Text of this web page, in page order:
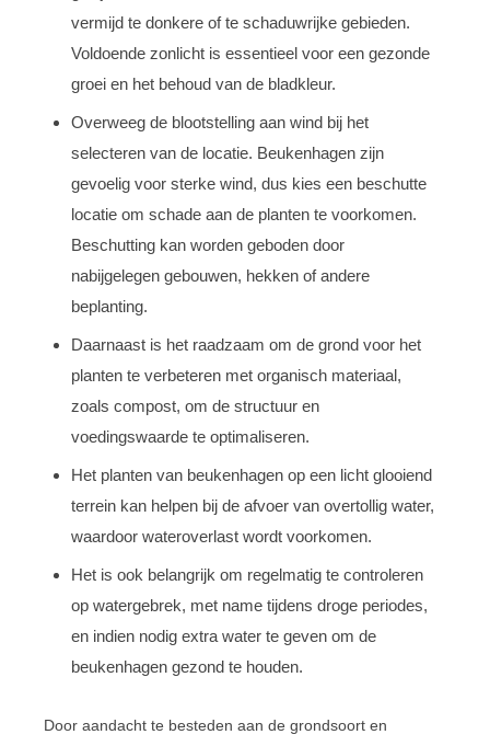
vermijd te donkere of te schaduwrijke gebieden.
Voldoende zonlicht is essentieel voor een gezonde
groei en het behoud van de bladkleur.
Overweeg de blootstelling aan wind bij het
selecteren van de locatie. Beukenhagen zijn
gevoelig voor sterke wind, dus kies een beschutte
locatie om schade aan de planten te voorkomen.
Beschutting kan worden geboden door
nabijgelegen gebouwen, hekken of andere
beplanting.
Daarnaast is het raadzaam om de grond voor het
planten te verbeteren met organisch materiaal,
zoals compost, om de structuur en
voedingswaarde te optimaliseren.
Het planten van beukenhagen op een licht glooiend
terrein kan helpen bij de afvoer van overtollig water,
waardoor wateroverlast wordt voorkomen.
Het is ook belangrijk om regelmatig te controleren
op watergebrek, met name tijdens droge periodes,
en indien nodig extra water te geven om de
beukenhagen gezond te houden.
Door aandacht te besteden aan de grondsoort en